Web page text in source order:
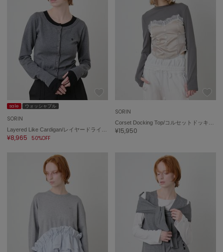
sale ウォッシャブル
SORIN
¥8,965 50%OFF
SORIN
¥15,950